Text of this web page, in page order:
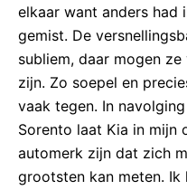
elkaar want anders had
gemist. De
subliem, daar mogen
zijn. Zo soepel en
vaak tegen. In
Sorento laat Kia in mijn
automerk zijn dat zich
grootsten kan meten. Ik